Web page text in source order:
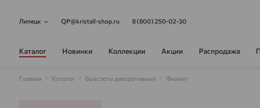
Липецк QP@kristall-shop.ru 8 (800) 250-02-30
Каталог Новинки Коллекции Акции Распродажа
Главная Каталог Браслеты декоративные Фианит